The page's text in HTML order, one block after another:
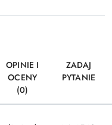
OPINIE I
OCENY
(0)
ZADAJ
PYTANIE